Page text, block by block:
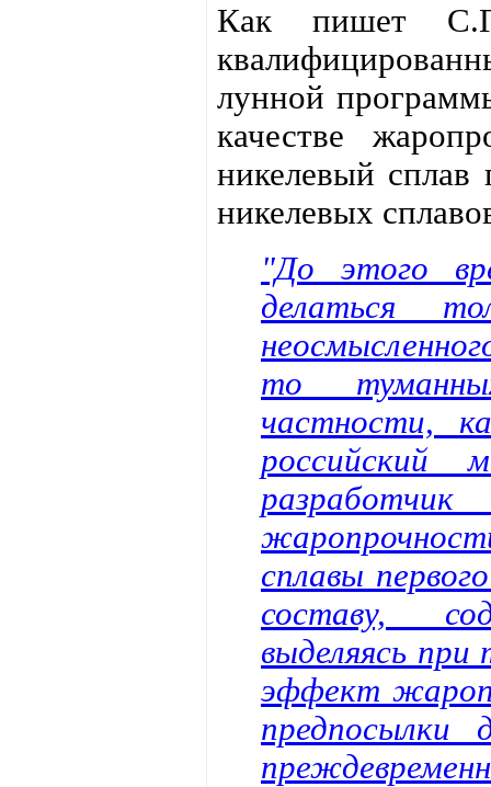
Как пишет
лунной
качестве
никелевый
никелевых
"До этого
делаться
то
частности,
российский
сплавы
составу,
выделяясь при
эффект
предпосылки